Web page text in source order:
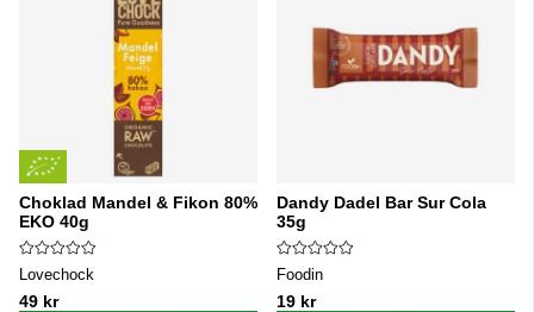
Choklad Mandel & Fikon 80%
EKO 40g
Lovechock
49 kr
Dandy Dadel Bar Sur Cola
35g
Foodin
19 kr